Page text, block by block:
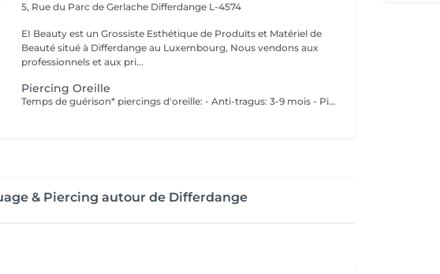
5, Rue du Parc de Gerlache Differdange L-4574
EI Beauty est un Grossiste Esthétique de Produits et Matériel de
Beauté situé à Differdange au Luxembourg, Nous vendons aux
professionnels et aux pri...
Piercing Oreille
Temps de guérison* piercings d'oreille: - Anti-tragus: 3-9 mois - Piercing de conque: 3-9 mois - Daithpiercing: 3-9 mois - Piercing helix: 3-9 mois - Perçage de fumée: 3-9 mois - Piercing douillet: 3-9 mois - Piercing Tragus: 3-9 mois - Piercing du lobe de l'oreille: 4-8 semaines *Notez également qu'il est indispensable de réaliser les soins quotidiennement pour que la cicatrisation se fasse dans les meilleures conditions. *La guérison est différente d'une personne à l'autre **Si vous êtes mineur, l'autorisation parentale est obligatoire. Industriel Piercing - Sous réserve d'évaluation
& Piercing autour de Differdange